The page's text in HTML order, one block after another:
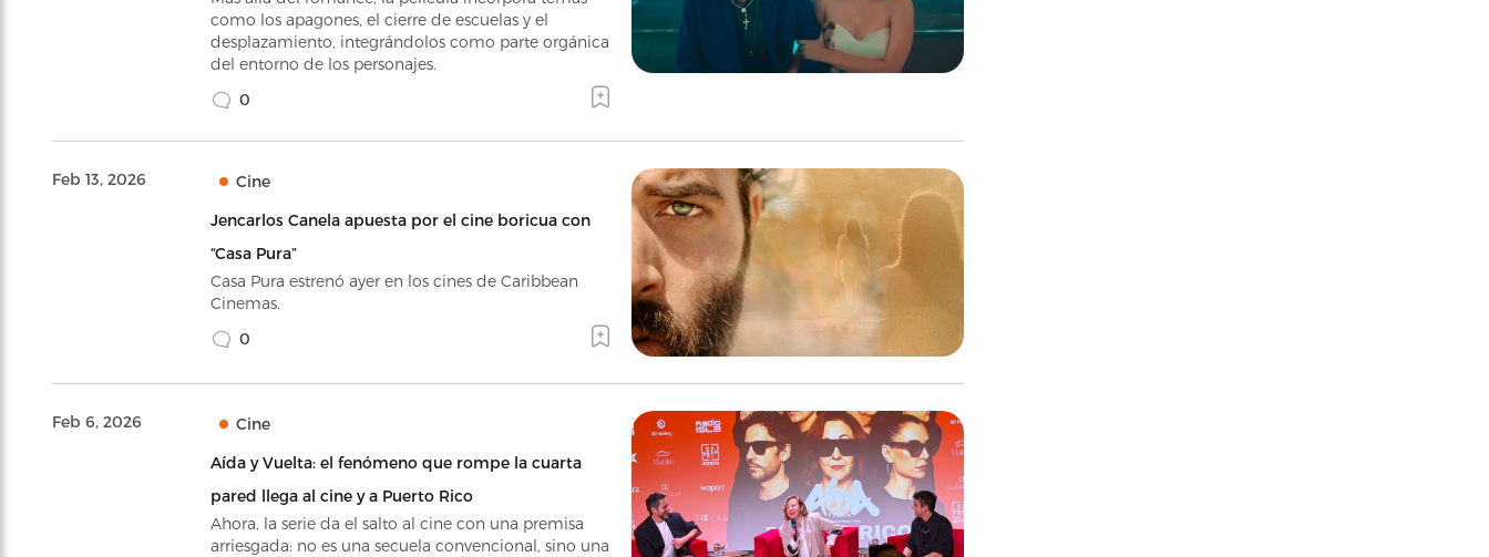
como los apagones, el cierre de escuelas y el
desplazamiento, integrándolos como parte orgánica
del entorno de los personajes.
0
Feb 13, 2026 Cine
Jencarlos Canela apuesta por el cine boricua con
“Casa Pura”
Casa Pura estrenó ayer en los cines de Caribbean
Cinemas.
0
Feb 6, 2026 Cine
Aída y Vuelta: el fenómeno que rompe la cuarta
pared llega al cine y a Puerto Rico
Ahora, la serie da el salto al cine con una premisa
arriesgada: no es una secuela convencional, sino una